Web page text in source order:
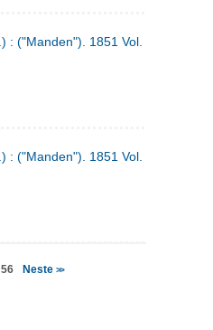
: ("Manden"). 1851 Vol. 2 Nr. 6
: ("Manden"). 1851 Vol. 1 Nr. 6
Neste>>